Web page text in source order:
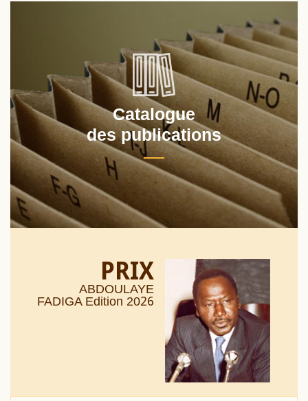
Catalogue
des publications
PRIX
ABDOULAYE
FADIGA Edition 2026